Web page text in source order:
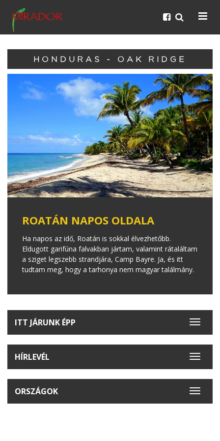
HONDURAS - OAK RIDGE
ROATÁN NAPOS OLDALA
Ha napos az idő, Roatán is sokkal élvezhetőbb.
Eldugott garifúna falvakban jártam, valamint rátaláltam
a sziget legszebb strandjára, Camp Bayre. Ja, és itt
tudtam meg, hogy a tarhonya nem magyar találmány.
Toggle
ITT JÁRUNK ÉPP
Toggle
HÍRLEVÉL
Toggle
ORSZÁGOK